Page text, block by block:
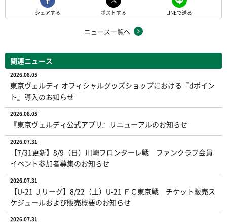
シェアする ポストする LINEで送る
ニュース一覧へ
関連ニュース
2026.08.05
東京ヴェルディ オフィシャルグッズショップにおける『dポイン
ト』導入のお知らせ
2026.08.05
『東京ヴェルディ公式アプリ』リニューアルのお知らせ
2026.07.31
【7/31更新】8/9（日）川崎フロンターレ戦 ファンクラブ会員
イベント参加者募集のお知らせ
2026.07.31
【U-21 Ｊリーグ】8/22（土）U-21 ＦＣ東京戦 チケット販売ス
ケジュールおよび販売概要のお知らせ
2026.07.31